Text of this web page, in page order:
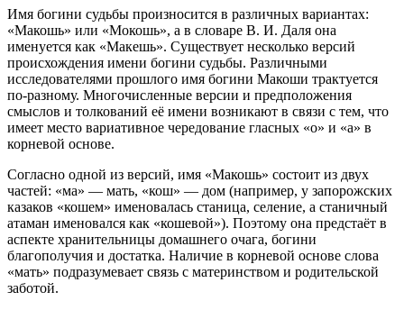
Имя богини судьбы произносится в различных вариантах:
«Макошь» или «Мокошь», а в словаре В. И. Даля она
именуется как «Макешь». Существует несколько версий
происхождения имени богини судьбы. Различными
исследователями прошлого имя богини Макоши трактуется
по-разному. Многочисленные версии и предположения
смыслов и толкований её имени возникают в связи с тем, что
имеет место вариативное чередование гласных «о» и «а» в
корневой основе.
Согласно одной из версий, имя «Макошь» состоит из двух
частей: «ма» — мать, «кош» — дом (например, у запорожских
казаков «кошем» именовалась станица, селение, а станичный
атаман именовался как «кошевой»). Поэтому она предстаёт в
аспекте хранительницы домашнего очага, богини
благополучия и достатка. Наличие в корневой основе слова
«мать» подразумевает связь с материнством и родительской
заботой.